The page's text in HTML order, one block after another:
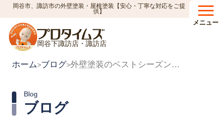
岡谷市、諏訪市の外壁塗装・屋根塗装【安心・丁寧な対応をご提
供】
岡谷下諏訪店・諏訪店
メニュー
ホーム>ブログ> 外壁塗装のベストシーズンはいつ？諏訪市の気候から見る塗装時期 諏訪市外壁塗装
ブログ
Blog